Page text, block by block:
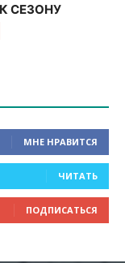
СЕЗОНУ
МНЕ НРАВИТСЯ
ЧИТАТЬ
ПОДПИСАТЬСЯ